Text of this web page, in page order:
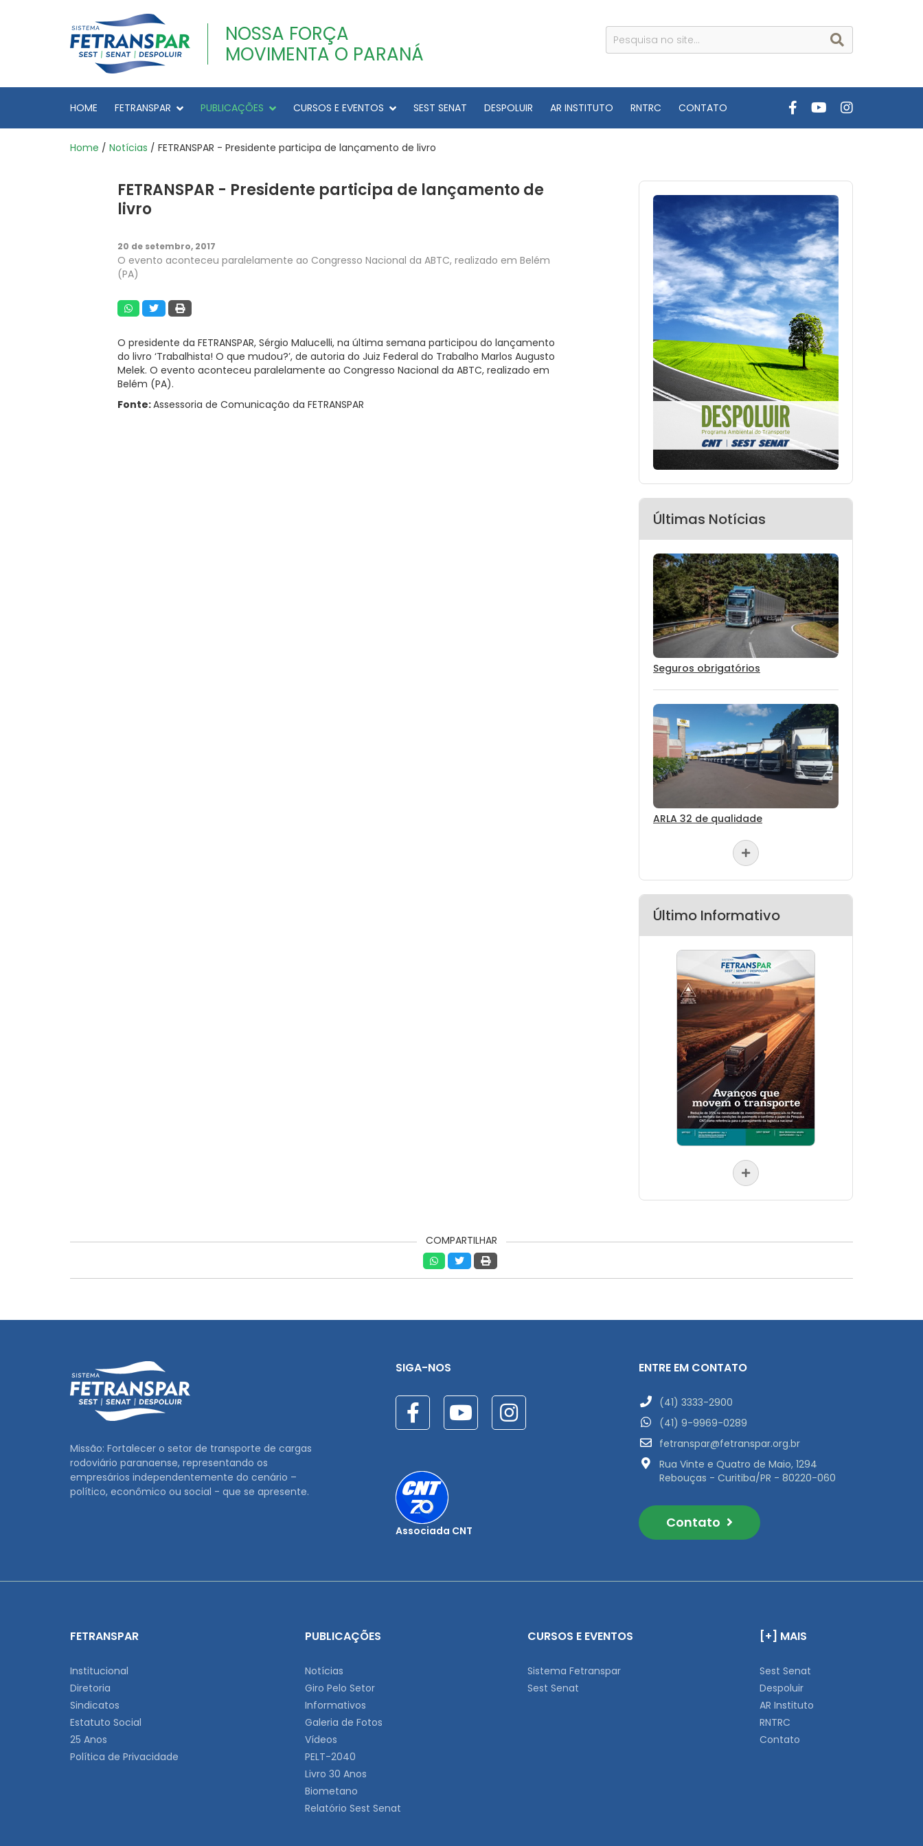
NOSSA FORÇA
MOVIMENTA O PARANÁ
HOME FETRANSPAR PUBLICAÇÕES CURSOS E EVENTOS SEST SENAT DESPOLUIR AR INSTITUTO RNTRC CONTATO
Home / Notícias / FETRANSPAR - Presidente participa de lançamento de livro
FETRANSPAR - Presidente participa de lançamento de
livro
20 de setembro, 2017
O evento aconteceu paralelamente ao Congresso Nacional da ABTC, realizado em Belém
(PA)
O presidente da FETRANSPAR, Sérgio Malucelli, na última semana participou do lançamento
do livro ‘Trabalhista! O que mudou?’, de autoria do Juiz Federal do Trabalho Marlos Augusto
Melek. O evento aconteceu paralelamente ao Congresso Nacional da ABTC, realizado em
Belém (PA).
Fonte:Assessoria de Comunicação da FETRANSPAR
Últimas Notícias
Seguros obrigatórios
ARLA 32 de qualidade
Último Informativo
COMPARTILHAR
Missão: Fortalecer o setor de transporte de cargas
rodoviário paranaense, representando os
empresários independentemente do cenário –
político, econômico ou social - que se apresente.
SIGA-NOS
Associada CNT
ENTRE EM CONTATO
(41) 3333-2900
(41) 9-9969-0289
fetranspar@fetranspar.org.br
Rua Vinte e Quatro de Maio, 1294
Rebouças - Curitiba/PR - 80220-060
Contato
FETRANSPAR
Institucional
Diretoria
Sindicatos
Estatuto Social
25 Anos
Política de Privacidade
PUBLICAÇÕES
Notícias
Giro Pelo Setor
Informativos
Galeria de Fotos
Vídeos
PELT-2040
Livro 30 Anos
Biometano
Relatório Sest Senat
CURSOS E EVENTOS
Sistema Fetranspar
Sest Senat
[+] MAIS
Sest Senat
Despoluir
AR Instituto
RNTRC
Contato